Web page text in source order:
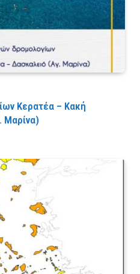
Κερατέα – Κακή
Μαρίνα)